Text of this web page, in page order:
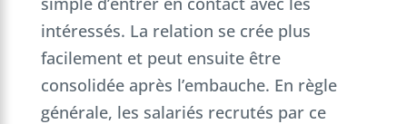
intéressés. La relation se crée plus
facilement et peut ensuite être
consolidée après l’embauche. En règle
générale, les salariés recrutés par ce